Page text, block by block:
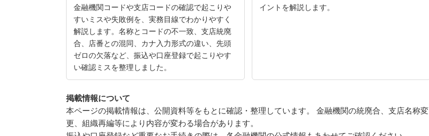
金融機関コードや支店コードの確認で起こりや
すいミスや失敗例を、実務目線でわかりやすく
解説します。名称とコードの不一致、支店統廃
合、店番との混同、カナ入力形式の違い、先頭
ゼロの欠落など、振込や口座登録で起こりやす
い確認ミスを整理しました。
イントを解説します。
掲載情報について
本ページの掲載情報は、公開資料等をもとに確認・整理しています。 金融機関の統廃合、支店名称変
更、組織再編等により内容が変わる場合があります。